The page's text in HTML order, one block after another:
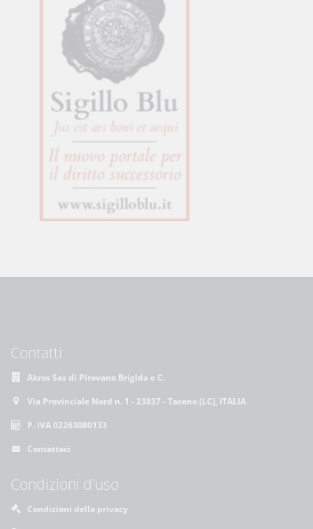
Contatti
Akros Sas di Pirovano Brigida e C.
Via Provinciale Nord n. 1 - 23837 - Taceno (LC), ITALIA
P. IVA 02263080133
Contattaci
Condizioni d'uso
Condizioni della privacy